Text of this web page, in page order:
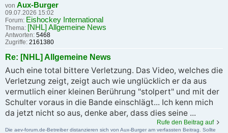
von Aux-Burger
09.07.2026 15:02
Forum: Eishockey International
Thema: [NHL] Allgemeine News
Antworten: 5468
Zugriffe: 2161380
Re: [NHL] Allgemeine News
Auch eine total bittere Verletzung. Das Video, welches die
Verletzung zeigt, zeigt auch wie unglücklich er da aus
vermutlich einer kleinen Berührung "stolpert" und mit der
Schulter voraus in die Bande einschlägt... Ich kenn mich
da jetzt nicht so aus, denke aber, dass dies seine ...
Rufe den Beitrag auf
Die aev-forum.de-Betreiber distanzieren sich von Aux-Burger am verfassten Beitrag. Sollte